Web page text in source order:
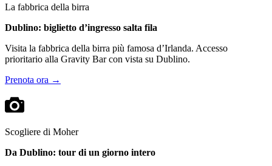
La fabbrica della birra
Dublino: biglietto d’ingresso salta fila
Visita la fabbrica della birra più famosa d’Irlanda. Accesso
prioritario alla Gravity Bar con vista su Dublino.
Prenota ora →
Scogliere di Moher
Da Dublino: tour di un giorno intero